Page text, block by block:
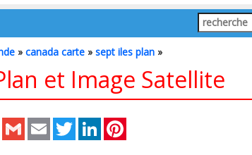
» canada carte » sept iles plan »
et Image Satellite
Messenger
Gmail Email TwitterLinkedIn